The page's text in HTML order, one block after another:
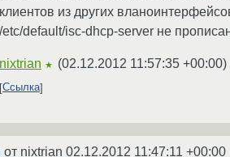
клиентов из других
/etc/default/isc-dhcp-server не
nixtrian ★ (02.12.2012 11:57:35 +00:00)
Ссылка
от nixtrian 02.12.2012 11:47:11 +00:00